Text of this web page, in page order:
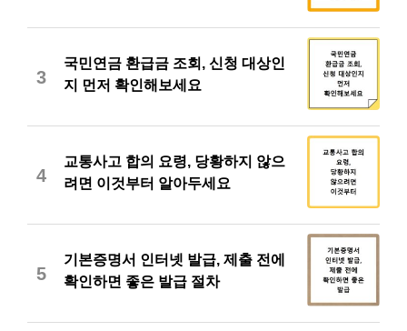
3
국민연금 환급금 조회, 신청 대상인
지 먼저 확인해보세요
4
교통사고 합의 요령, 당황하지 않으
려면 이것부터 알아두세요
5
기본증명서 인터넷 발급, 제출 전에
확인하면 좋은 발급 절차